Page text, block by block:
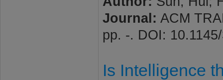
Journal: ACM
pp. -. DOI:
Is Intelligence